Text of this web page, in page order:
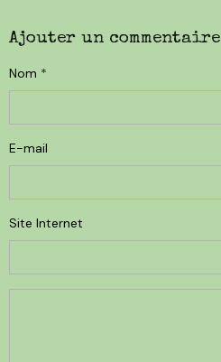
Ajouter un commentaire
Nom
E-mail
Site Internet